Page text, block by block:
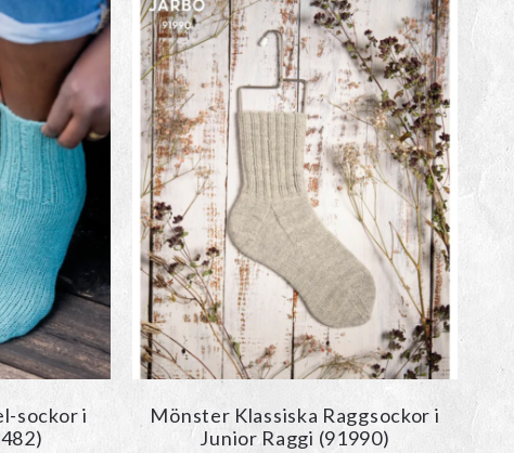
sockor i
Mönster Klassiska Raggsockor i
Junior Raggi (91990)